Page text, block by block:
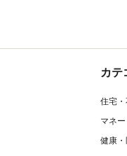
カテ
住宅
マネー
健康